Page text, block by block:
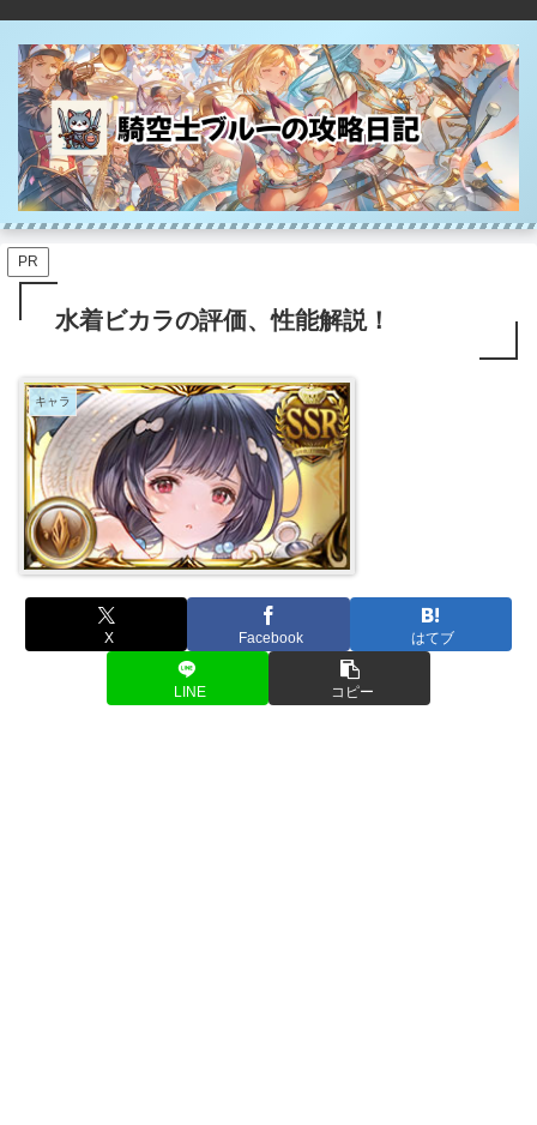
PR
水着ビカラの評価、性能解説！
キャラ
X Facebook はてブ
LINE コピー